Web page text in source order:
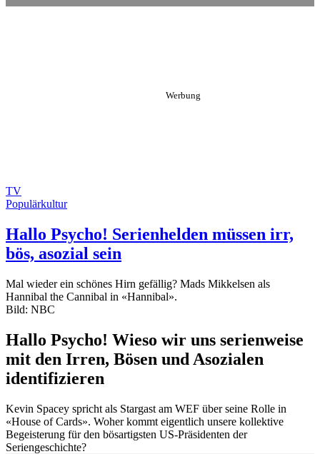
TV
Populärkultur
Hallo Psycho! Serienhelden müssen irr,
bös, asozial sein
Mal wieder ein schönes Hirn gefällig? Mads Mikkelsen als
Hannibal the Cannibal in «Hannibal».
Bild: NBC
Hallo Psycho! Wieso wir uns serienweise
mit den Irren, Bösen und Asozialen
identifizieren
Kevin Spacey spricht als Stargast am WEF über seine Rolle in
«House of Cards». Woher kommt eigentlich unsere kollektive
Begeisterung für den bösartigsten US-Präsidenten der
Seriengeschichte?